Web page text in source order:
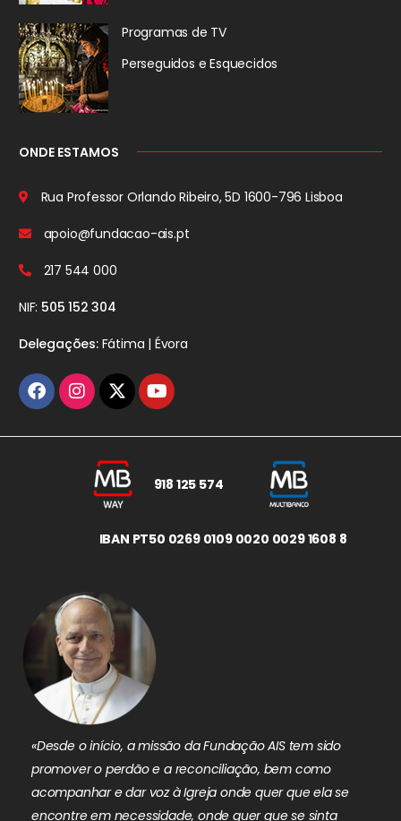
Programas de TV
Perseguidos e Esquecidos
ONDE ESTAMOS
Rua Professor Orlando Ribeiro, 5D 1600-796 Lisboa
apoio@fundacao-ais.pt
217 544 000
NIF: 505 152 304
Delegações:Fátima | Évora
918 125 574
IBAN PT50 0269 0109 0020 0029 1608 8
«Desde o início, a missão da Fundação AIS tem sido
promover o perdão e a reconciliação, bem como
acompanhar e dar voz à Igreja onde quer que ela se
encontre em necessidade, onde quer que se sinta